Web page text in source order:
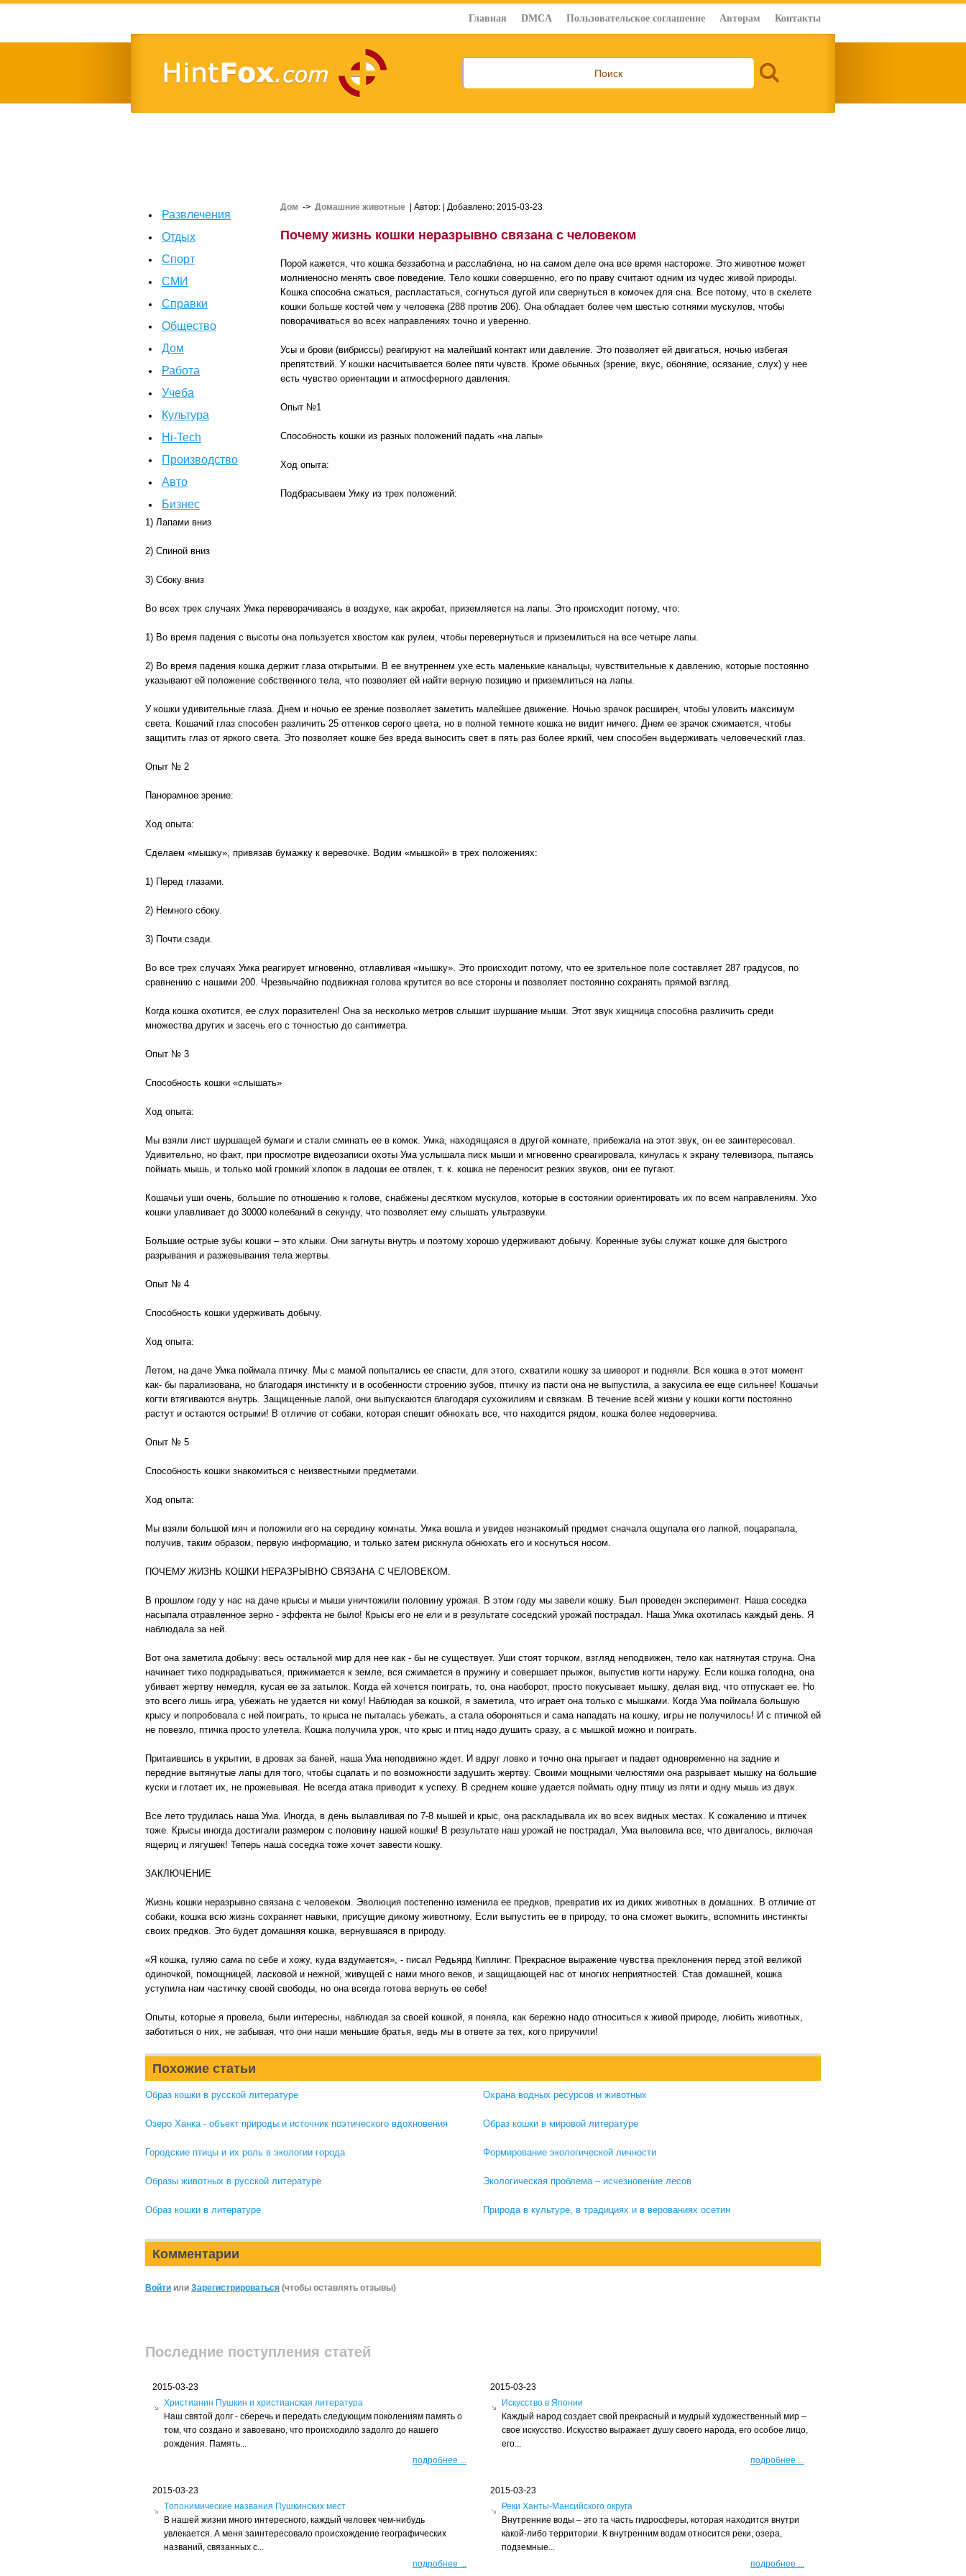
Главная DMCA Пользовательское соглашение Авторам Контакты
Развлечения
Отдых
Спорт
СМИ
Справки
Общество
Дом
Работа
Учеба
Культура
Hi-Tech
Производство
Авто
Бизнес
Дом -> Домашние животные | Автор: | Добавлено: 2015-03-23
Почему жизнь кошки неразрывно связана с человеком
Порой кажется, что кошка беззаботна и расслаблена, но на самом деле она все время настороже. Это животное может
молниеносно менять свое поведение. Тело кошки совершенно, его по праву считают одним из чудес живой природы.
Кошка способна сжаться, распластаться, согнуться дугой или свернуться в комочек для сна. Все потому, что в скелете
кошки больше костей чем у человека (288 против 206). Она обладает более чем шестью сотнями мускулов, чтобы
поворачиваться во всех направлениях точно и уверенно.
Усы и брови (вибриссы) реагируют на малейший контакт или давление. Это позволяет ей двигаться, ночью избегая
препятствий. У кошки насчитывается более пяти чувств. Кроме обычных (зрение, вкус, обоняние, осязание, слух) у нее
есть чувство ориентации и атмосферного давления.
Опыт №1
Способность кошки из разных положений падать «на лапы»
Ход опыта:
Подбрасываем Умку из трех положений:
1) Лапами вниз
2) Спиной вниз
3) Сбоку вниз
Во всех трех случаях Умка переворачиваясь в воздухе, как акробат, приземляется на лапы. Это происходит потому, что:
1) Во время падения с высоты она пользуется хвостом как рулем, чтобы перевернуться и приземлиться на все четыре лапы.
2) Во время падения кошка держит глаза открытыми. В ее внутреннем ухе есть маленькие канальцы, чувствительные к давлению, которые постоянно
указывают ей положение собственного тела, что позволяет ей найти верную позицию и приземлиться на лапы.
У кошки удивительные глаза. Днем и ночью ее зрение позволяет заметить малейшее движение. Ночью зрачок расширен, чтобы уловить максимум
света. Кошачий глаз способен различить 25 оттенков серого цвета, но в полной темноте кошка не видит ничего. Днем ее зрачок сжимается, чтобы
защитить глаз от яркого света. Это позволяет кошке без вреда выносить свет в пять раз более яркий, чем способен выдерживать человеческий глаз.
Опыт № 2
Панорамное зрение:
Ход опыта:
Сделаем «мышку», привязав бумажку к веревочке. Водим «мышкой» в трех положениях:
1) Перед глазами.
2) Немного сбоку.
3) Почти сзади.
Во все трех случаях Умка реагирует мгновенно, отлавливая «мышку». Это происходит потому, что ее зрительное поле составляет 287 градусов, по
сравнению с нашими 200. Чрезвычайно подвижная голова крутится во все стороны и позволяет постоянно сохранять прямой взгляд.
Когда кошка охотится, ее слух поразителен! Она за несколько метров слышит шуршание мыши. Этот звук хищница способна различить среди
множества других и засечь его с точностью до сантиметра.
Опыт № 3
Способность кошки «слышать»
Ход опыта:
Мы взяли лист шуршащей бумаги и стали сминать ее в комок. Умка, находящаяся в другой комнате, прибежала на этот звук, он ее заинтересовал.
Удивительно, но факт, при просмотре видеозаписи охоты Ума услышала писк мыши и мгновенно среагировала, кинулась к экрану телевизора, пытаясь
поймать мышь, и только мой громкий хлопок в ладоши ее отвлек, т. к. кошка не переносит резких звуков, они ее пугают.
Кошачьи уши очень, большие по отношению к голове, снабжены десятком мускулов, которые в состоянии ориентировать их по всем направлениям. Ухо
кошки улавливает до 30000 колебаний в секунду, что позволяет ему слышать ультразвуки.
Большие острые зубы кошки – это клыки. Они загнуты внутрь и поэтому хорошо удерживают добычу. Коренные зубы служат кошке для быстрого
разрывания и разжевывания тела жертвы.
Опыт № 4
Способность кошки удерживать добычу.
Ход опыта:
Летом, на даче Умка поймала птичку. Мы с мамой попытались ее спасти, для этого, схватили кошку за шиворот и подняли. Вся кошка в этот момент
как- бы парализована, но благодаря инстинкту и в особенности строению зубов, птичку из пасти она не выпустила, а закусила ее еще сильнее! Кошачьи
когти втягиваются внутрь. Защищенные лапой, они выпускаются благодаря сухожилиям и связкам. В течение всей жизни у кошки когти постоянно
растут и остаются острыми! В отличие от собаки, которая спешит обнюхать все, что находится рядом, кошка более недоверчива.
Опыт № 5
Способность кошки знакомиться с неизвестными предметами.
Ход опыта:
Мы взяли большой мяч и положили его на середину комнаты. Умка вошла и увидев незнакомый предмет сначала ощупала его лапкой, поцарапала,
получив, таким образом, первую информацию, и только затем рискнула обнюхать его и коснуться носом.
ПОЧЕМУ ЖИЗНЬ КОШКИ НЕРАЗРЫВНО СВЯЗАНА С ЧЕЛОВЕКОМ.
В прошлом году у нас на даче крысы и мыши уничтожили половину урожая. В этом году мы завели кошку. Был проведен эксперимент. Наша соседка
насыпала отравленное зерно - эффекта не было! Крысы его не ели и в результате соседский урожай пострадал. Наша Умка охотилась каждый день. Я
наблюдала за ней.
Вот она заметила добычу: весь остальной мир для нее как - бы не существует. Уши стоят торчком, взгляд неподвижен, тело как натянутая струна. Она
начинает тихо подкрадываться, прижимается к земле, вся сжимается в пружину и совершает прыжок, выпустив когти наружу. Если кошка голодна, она
убивает жертву немедля, кусая ее за затылок. Когда ей хочется поиграть, то, она наоборот, просто покусывает мышку, делая вид, что отпускает ее. Но
это всего лишь игра, убежать не удается ни кому! Наблюдая за кошкой, я заметила, что играет она только с мышками. Когда Ума поймала большую
крысу и попробовала с ней поиграть, то крыса не пыталась убежать, а стала обороняться и сама нападать на кошку, игры не получилось! И с птичкой ей
не повезло, птичка просто улетела. Кошка получила урок, что крыс и птиц надо душить сразу, а с мышкой можно и поиграть.
Притаившись в укрытии, в дровах за баней, наша Ума неподвижно ждет. И вдруг ловко и точно она прыгает и падает одновременно на задние и
передние вытянутые лапы для того, чтобы сцапать и по возможности задушить жертву. Своими мощными челюстями она разрывает мышку на большие
куски и глотает их, не прожевывая. Не всегда атака приводит к успеху. В среднем кошке удается поймать одну птицу из пяти и одну мышь из двух.
Все лето трудилась наша Ума. Иногда, в день вылавливая по 7-8 мышей и крыс, она раскладывала их во всех видных местах. К сожалению и птичек
тоже. Крысы иногда достигали размером с половину нашей кошки! В результате наш урожай не пострадал, Ума выловила все, что двигалось, включая
ящериц и лягушек! Теперь наша соседка тоже хочет завести кошку.
ЗАКЛЮЧЕНИЕ
Жизнь кошки неразрывно связана с человеком. Эволюция постепенно изменила ее предков, превратив их из диких животных в домашних. В отличие от
собаки, кошка всю жизнь сохраняет навыки, присущие дикому животному. Если выпустить ее в природу, то она сможет выжить, вспомнить инстинкты
своих предков. Это будет домашняя кошка, вернувшаяся в природу.
«Я кошка, гуляю сама по себе и хожу, куда вздумается», - писал Редьярд Киплинг. Прекрасное выражение чувства преклонения перед этой великой
одиночкой, помощницей, ласковой и нежной, живущей с нами много веков, и защищающей нас от многих неприятностей. Став домашней, кошка
уступила нам частичку своей свободы, но она всегда готова вернуть ее себе!
Опыты, которые я провела, были интересны, наблюдая за своей кошкой, я поняла, как бережно надо относиться к живой природе, любить животных,
заботиться о них, не забывая, что они наши меньшие братья, ведь мы в ответе за тех, кого приручили!
Похожие статьи
Образ кошки в русской литературе
Озеро Ханка - объект природы и источник поэтического вдохновения
Городские птицы и их роль в экологии города
Образы животных в русской литературе
Образ кошки в литературе
Охрана водных ресурсов и животных
Образ кошки в мировой литературе
Формирование экологической личности
Экологическая проблема – исчезновение лесов
Природа в культуре, в традициях и в верованиях осетин
Комментарии
Войти или Зарегистрироваться (чтобы оставлять отзывы)
Последние поступления статей
2015-03-23
Христианин Пушкин и христианская литература
Наш святой долг - сберечь и передать следующим поколениям память о
том, что создано и завоевано, что происходило задолго до нашего
рождения. Память...
подробнее ...
2015-03-23
Искусство в Японии
Каждый народ создает свой прекрасный и мудрый художественный мир –
свое искусство. Искусство выражает душу своего народа, его особое лицо,
его...
подробнее ...
2015-03-23
Tопонимические названия Пушкинских мест
В нашей жизни много интересного, каждый человек чем-нибудь
увлекается. А меня заинтересовало происхождение географических
названий, связанных с...
подробнее ...
2015-03-23
Реки Ханты-Мансийского округа
Внутренние воды – это та часть гидросферы, которая находится внутри
какой-либо территории. К внутренним водам относится реки, озера,
подземные...
подробнее ...